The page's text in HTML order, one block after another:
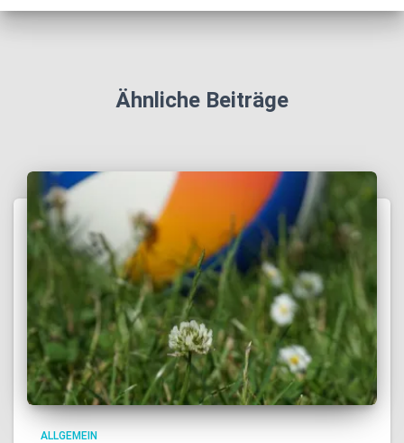
Ähnliche Beiträge
ALLGEMEIN